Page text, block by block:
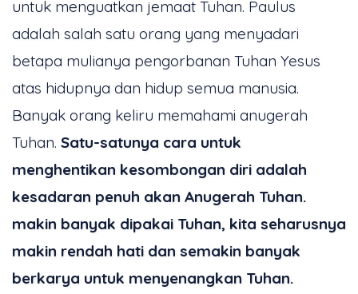
untuk menguatkan jemaat Tuhan. Paulus
adalah salah satu orang yang menyadari
betapa mulianya pengorbanan Tuhan Yesus
atas hidupnya dan hidup semua manusia.
Banyak orang keliru memahami anugerah
Tuhan. Satu-satunya cara untuk
menghentikan kesombongan diri adalah
kesadaran penuh akan Anugerah Tuhan.
makin banyak dipakai Tuhan, kita seharusnya
makin rendah hati dan semakin banyak
berkarya untuk menyenangkan Tuhan.